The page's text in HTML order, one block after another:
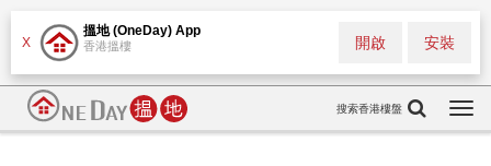
X
搵地 (OneDay) App
香港搵樓 安裝
開啟
搜索香港樓盤